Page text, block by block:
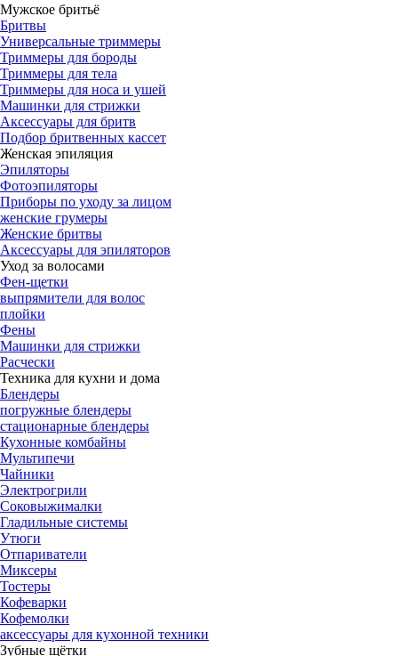
Мужское бритьё
Бритвы
Универсальные триммеры
Триммеры для бороды
Триммеры для тела
Триммеры для носа и ушей
Машинки для стрижки
Аксессуары для бритв
Подбор бритвенных кассет
Женская эпиляция
Эпиляторы
Фотоэпиляторы
Приборы по уходу за лицом
женские грумеры
Женские бритвы
Аксессуары для эпиляторов
Уход за волосами
Фен-щетки
выпрямители для волос
плойки
Фены
Машинки для стрижки
Расчески
Техника для кухни и дома
Блендеры
погружные блендеры
стационарные блендеры
Кухонные комбайны
Мультипечи
Чайники
Электрогрили
Соковыжималки
Гладильные системы
Утюги
Отпариватели
Миксеры
Тостеры
Кофеварки
Кофемолки
аксессуары для кухонной техники
Зубные щётки